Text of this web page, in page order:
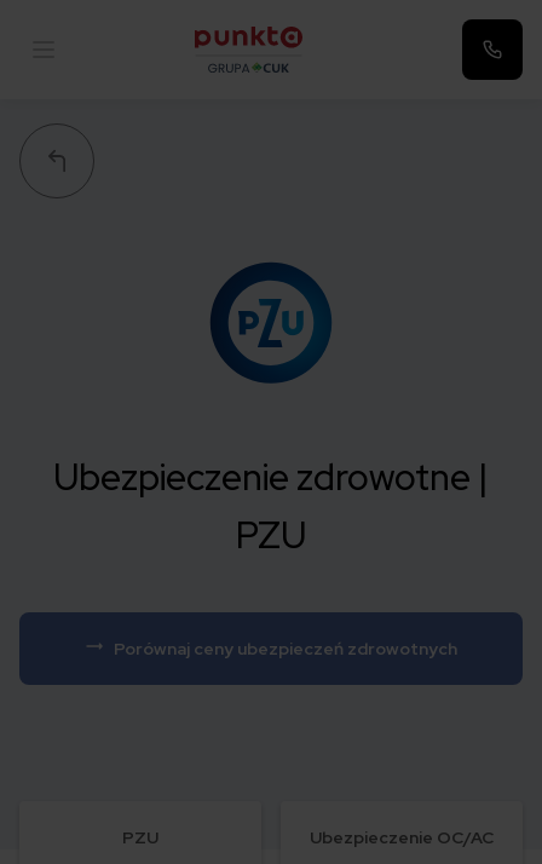
Ubezpieczenie zdrowotne |
PZU
Porównaj ceny ubezpieczeń zdrowotnych
PZU Ubezpieczenie OC/AC